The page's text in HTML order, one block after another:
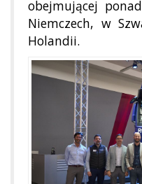
obejmującej
Niemczech, w
Holandii.